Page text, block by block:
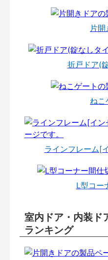
片
折戸ドア(
ねこ
ラインフレーム[
L型コー
室内ドア・内装ド
ランキング